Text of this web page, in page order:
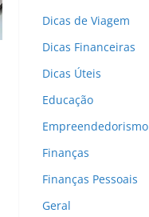
Dicas de Viagem
Dicas Financeiras
Dicas Úteis
Educação
Empreendedorismo
Finanças
Finanças Pessoais
Geral